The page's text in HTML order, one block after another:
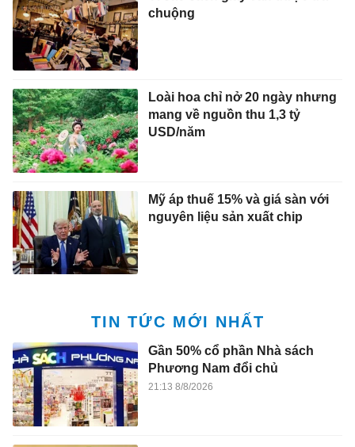
chuộng
Loài hoa chỉ nở 20 ngày nhưng
mang về nguồn thu 1,3 tỷ
USD/năm
Mỹ áp thuế 15% và giá sàn với
nguyên liệu sản xuất chip
TIN TỨC MỚI NHẤT
Gần 50% cổ phần Nhà sách
Phương Nam đổi chủ
21:13 8/8/2026